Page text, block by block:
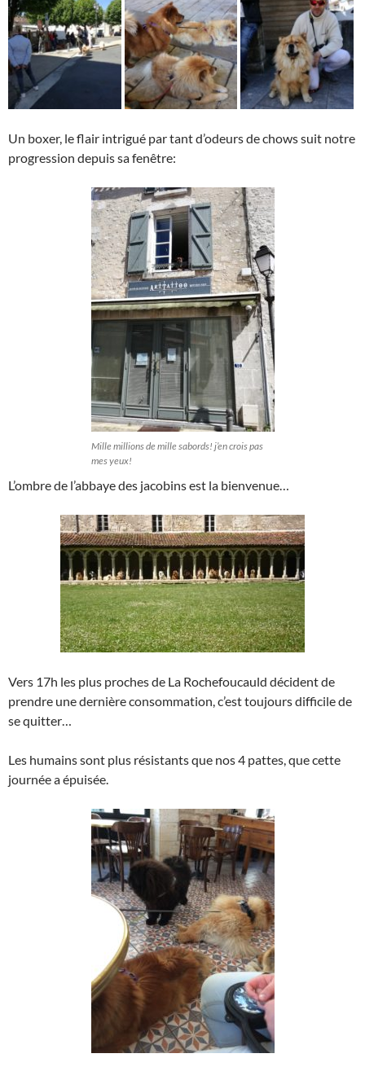
Un boxer, le flair intrigué par tant d’odeurs de chows suit notre
progression depuis sa fenêtre:
Mille millions de mille sabords! j’en crois pas
mes yeux!
L’ombre de l’abbaye des jacobins est la bienvenue…
Vers 17h les plus proches de La Rochefoucauld décident de
prendre une dernière consommation, c’est toujours difficile de
se quitter…
Les humains sont plus résistants que nos 4 pattes, que cette
journée a épuisée.